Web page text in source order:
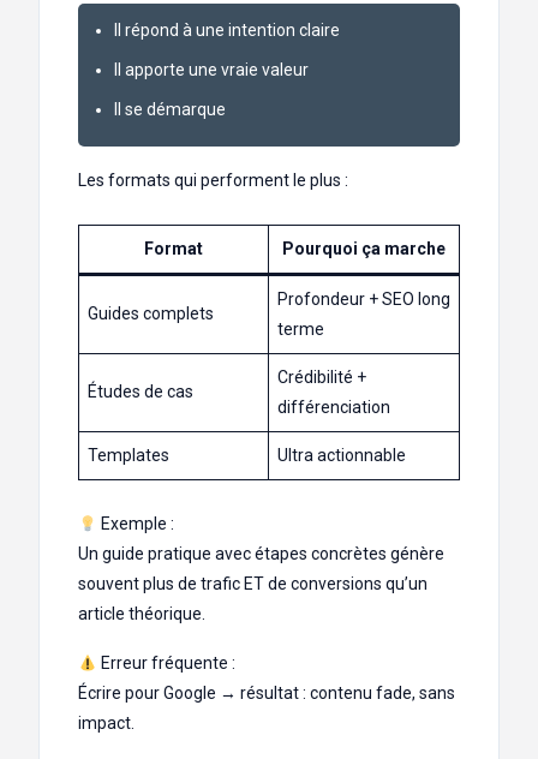
Il répond à une intention claire
Il apporte une vraie valeur
Il se démarque
Les formats qui performent le plus :
Format Pourquoi ça marche
Guides complets
Profondeur + SEO long
terme
Études de cas
Crédibilité +
différenciation
Templates Ultra actionnable
Exemple :
Un guide pratique avec étapes concrètes génère
souvent plus de trafic ET de conversions qu’un
article théorique.
Erreur fréquente :
Écrire pour Google → résultat : contenu fade, sans
impact.